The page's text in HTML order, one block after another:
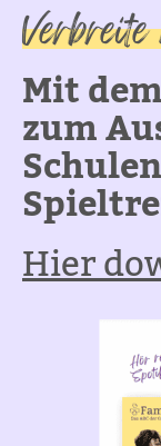
Mit
zum
Hier